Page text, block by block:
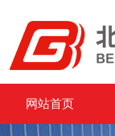
网站首页